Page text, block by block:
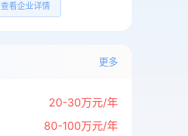
查看企业详情
更多
20-30万元/年
80-100万元/年